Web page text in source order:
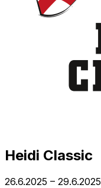
Heidi Classic
26.6.2025 – 29.6.2025